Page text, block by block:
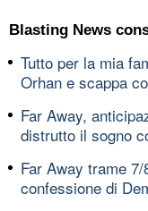
Blasting News
Tutto per la mia
Orhan e scappa
Far Away,
distrutto il sogno
Far Away trame
confessione di